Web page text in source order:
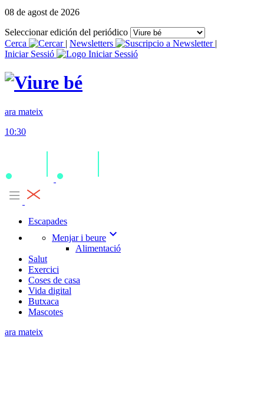
08 de agost de 2026
Seleccionar edición del periódico
Cerca
| Newsletters
|
Iniciar Sessió
ara mateix
10:30
Escapades
Menjar i beure expand_more
Alimentació
Salut
Exercici
Coses de casa
Vida digital
Butxaca
Mascotes
ara mateix